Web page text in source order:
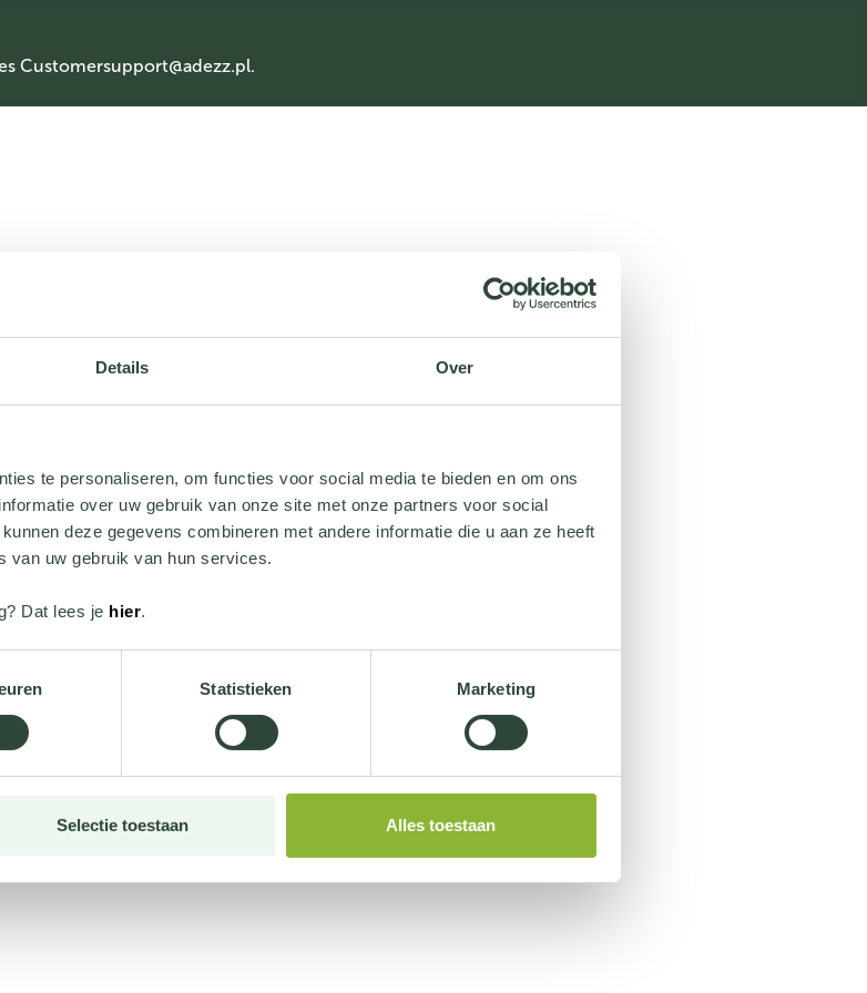
Details Over
te personaliseren, om functies voor social media te bieden en om ons
over uw gebruik van onze site met onze partners voor social
deze gegevens combineren met andere informatie die u aan ze heeft
van uw gebruik van hun services.
Dat lees je hier.
Statistieken Marketing
Selectie toestaan Alles toestaan
Customersupport@adezz.pl.